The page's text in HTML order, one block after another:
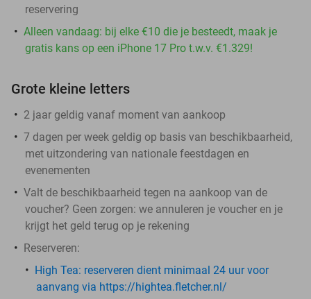
reservering
Alleen vandaag: bij elke €10 die je besteedt, maak je
gratis kans op een iPhone 17 Pro t.w.v. €1.329!
Grote kleine letters
2 jaar geldig vanaf moment van aankoop
7 dagen per week geldig op basis van beschikbaarheid,
met uitzondering van nationale feestdagen en
evenementen
Valt de beschikbaarheid tegen na aankoop van de
voucher? Geen zorgen: we annuleren je voucher en je
krijgt het geld terug op je rekening
Reserveren:
High Tea: ​ reserveren dient minimaal 24 uur voor
aanvang via https://hightea.fletcher.nl/